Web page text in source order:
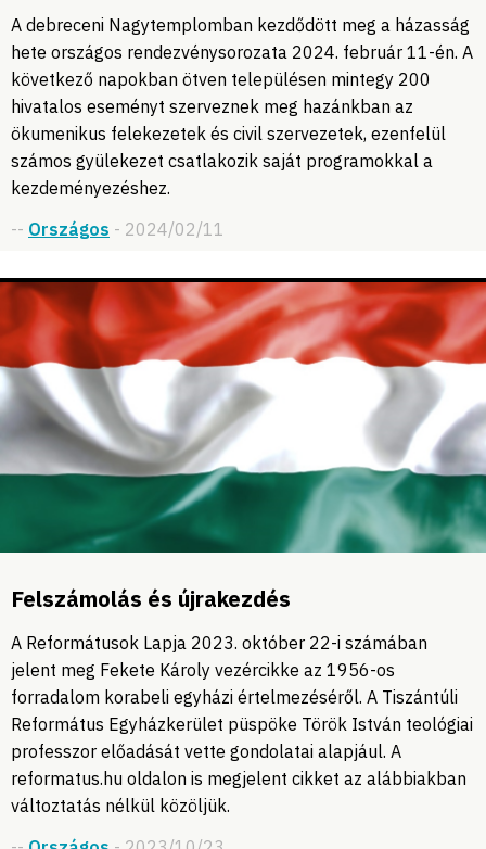
A debreceni Nagytemplomban kezdődött meg a házasság
hete országos rendezvénysorozata 2024. február 11-én. A
következő napokban ötven településen mintegy 200
hivatalos eseményt szerveznek meg hazánkban az
ökumenikus felekezetek és civil szervezetek, ezenfelül
számos gyülekezet csatlakozik saját programokkal a
kezdeményezéshez.
-- Országos - 2024/02/11
Felszámolás és újrakezdés
A Reformátusok Lapja 2023. október 22-i számában
jelent meg Fekete Károly vezércikke az 1956-os
forradalom korabeli egyházi értelmezéséről. A Tiszántúli
Református Egyházkerület püspöke Török István teológiai
professzor előadását vette gondolatai alapjául. A
reformatus.hu oldalon is megjelent cikket az alábbiakban
változtatás nélkül közöljük.